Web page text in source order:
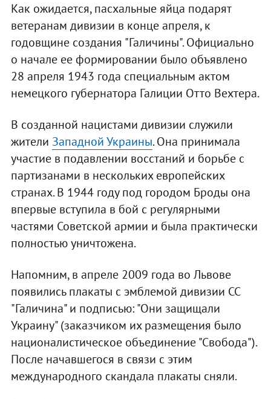
Как ожидается, пасхальные яйца подарят
ветеранам дивизии в конце апреля, к
годовщине создания "Галичины". Официально
о начале ее формировании было объявлено
28 апреля 1943 года специальным актом
немецкого губернатора Галиции Отто Вехтера.
В созданной нацистами дивизии служили
жители Западной Украины. Она принимала
участие в подавлении восстаний и борьбе с
партизанами в нескольких европейских
странах. В 1944 году под городом Броды она
впервые вступила в бой с регулярными
частями Советской армии и была практически
полностью уничтожена.
Напомним, в апреле 2009 года во Львове
появились плакаты с эмблемой дивизии СС
"Галичина" и подписью: "Они защищали
Украину" (заказчиком их размещения было
националистическое объединение "Свобода").
После начавшегося в связи с этим
международного скандала плакаты сняли.